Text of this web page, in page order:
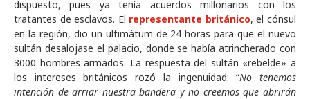
dispuesto, pues ya tenía acuerdos millonarios con los
tratantes de esclavos. El representante británico, el cónsul
en la región, dio un ultimátum de 24 horas para que el nuevo
sultán desalojase el palacio, donde se había atrincherado con
3000 hombres armados. La respuesta del sultán «rebelde» a
los intereses británicos rozó la ingenuidad: “No tenemos
intención de arriar nuestra bandera y no creemos que abrirán